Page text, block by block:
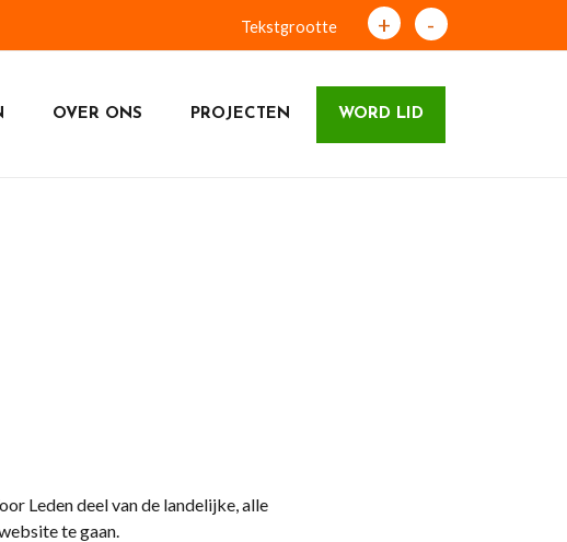
Tekstgrootte + -
OVER ONS PROJECTEN WORD LID
Leden deel van de landelijke, alle
te gaan.